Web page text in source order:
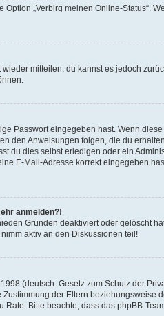
„Verbirg meinen Online-
mitteilen, du kannst es jedoch
Passwort eingegeben hast. Wenn
den Anweisungen folgen, die du
du dies selbst erledigen oder ein
E-Mail-Adresse korrekt eingegeben
anmelden?!
Gründen deaktiviert oder gelöscht
aktiv an den Diskussionen teil!
(deutsch: Gesetz zum Schutz der
der Eltern
Bitte beachte, dass das phpBB-